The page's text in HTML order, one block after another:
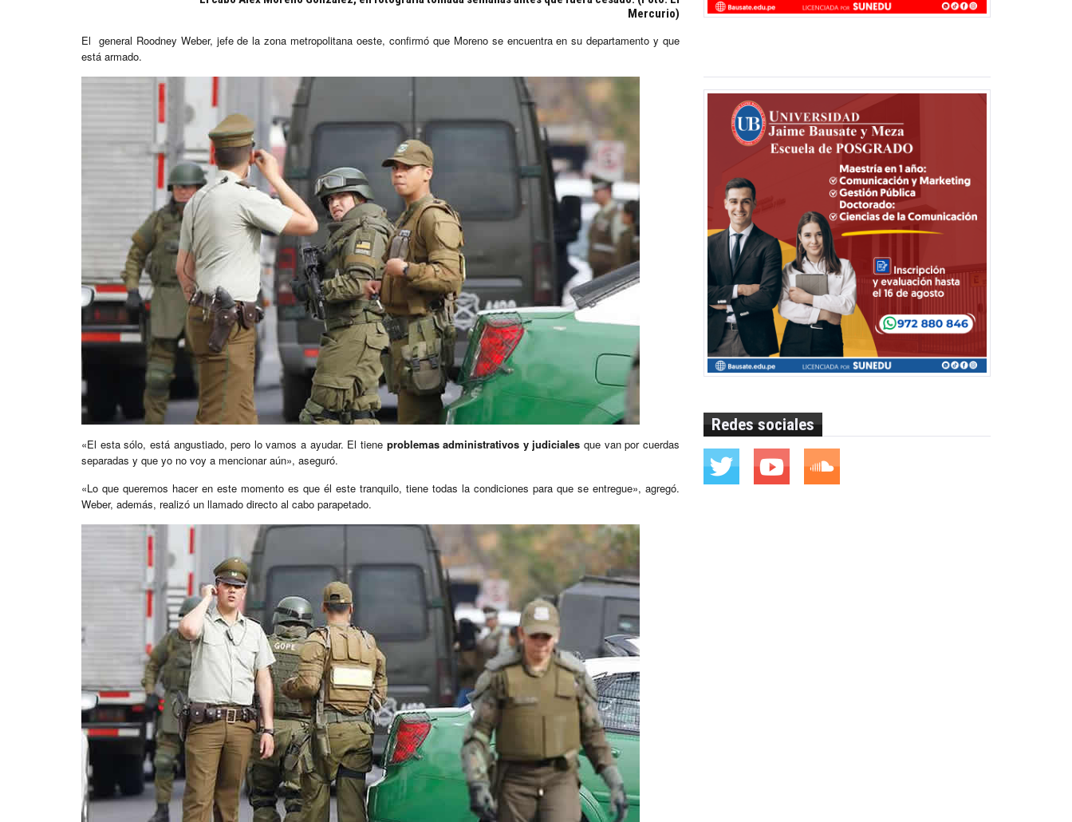
Mercurio)
El general Roodney Weber, jefe de la zona metropolitana oeste, confirmó que Moreno se encuentra en su departamento y que
está armado.
«El esta sólo, está angustiado, pero lo vamos a ayudar. El tiene problemas administrativos y judiciales que van por cuerdas
separadas y que yo no voy a mencionar aún», aseguró.
«Lo que queremos hacer en este momento es que él este tranquilo, tiene todas la condiciones para que se entregue», agregó.
Weber, además, realizó un llamado directo al cabo parapetado.
Redes sociales